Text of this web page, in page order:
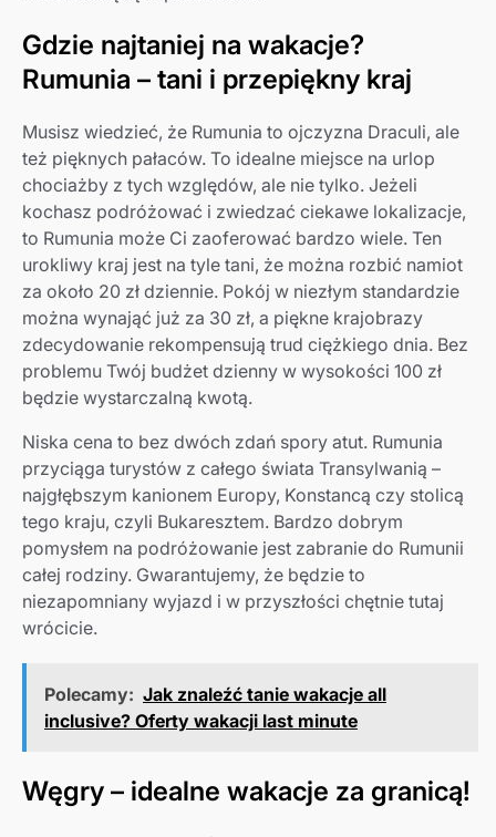
Gdzie najtaniej na wakacje?
Rumunia – tani i przepiękny kraj
Musisz wiedzieć, że Rumunia to ojczyzna Draculi, ale
też pięknych pałaców. To idealne miejsce na urlop
chociażby z tych względów, ale nie tylko. Jeżeli
kochasz podróżować i zwiedzać ciekawe lokalizacje,
to Rumunia może Ci zaoferować bardzo wiele. Ten
urokliwy kraj jest na tyle tani, że można rozbić namiot
za około 20 zł dziennie. Pokój w niezłym standardzie
można wynająć już za 30 zł, a piękne krajobrazy
zdecydowanie rekompensują trud ciężkiego dnia. Bez
problemu Twój budżet dzienny w wysokości 100 zł
będzie wystarczalną kwotą.
Niska cena to bez dwóch zdań spory atut. Rumunia
przyciąga turystów z całego świata Transylwanią –
najgłębszym kanionem Europy, Konstancą czy stolicą
tego kraju, czyli Bukaresztem. Bardzo dobrym
pomysłem na podróżowanie jest zabranie do Rumunii
całej rodziny. Gwarantujemy, że będzie to
niezapomniany wyjazd i w przyszłości chętnie tutaj
wrócicie.
Polecamy: Jak znaleźć tanie wakacje all
inclusive? Oferty wakacji last minute
Węgry – idealne wakacje za granicą!